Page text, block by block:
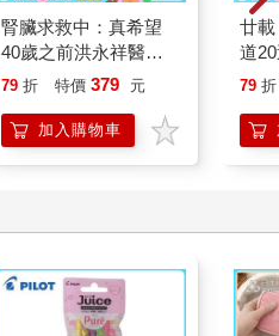
腎臟求救中：真希望
40歲之前洪永祥醫師
就告訴我這些事
79 折 特價 379 元
加入購物車
廿
道
79 折